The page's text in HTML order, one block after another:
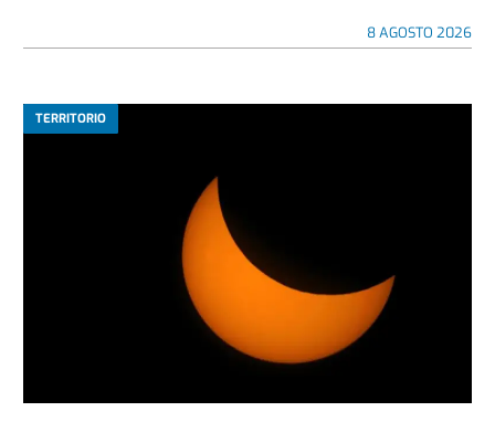
8 AGOSTO 2026
TERRITORIO